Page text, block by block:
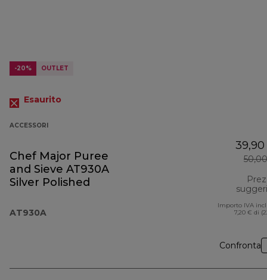
-20% OUTLET
Esaurito
ACCESSORI
Chef Major Puree
and Sieve AT930A
Silver Polished
AT930A
Importo IVA
7,20 € di
Confronta